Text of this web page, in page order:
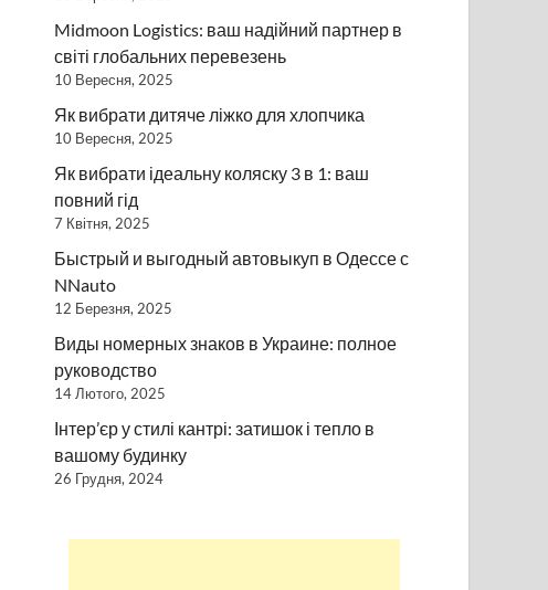
Midmoon Logistics: ваш надійний партнер в
світі глобальних перевезень
10 Вересня, 2025
Як вибрати дитяче ліжко для хлопчика
10 Вересня, 2025
Як вибрати ідеальну коляску 3 в 1: ваш
повний гід
7 Квітня, 2025
Быстрый и выгодный автовыкуп в Одессе с
NNauto
12 Березня, 2025
Виды номерных знаков в Украине: полное
руководство
14 Лютого, 2025
Інтер’єр у стилі кантрі: затишок і тепло в
вашому будинку
26 Грудня, 2024